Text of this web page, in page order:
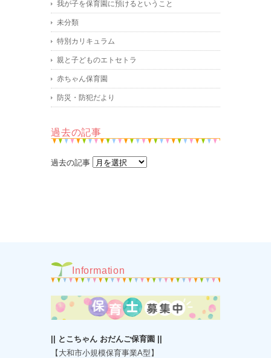
我が子を保育園に預けるということ
未分類
特別カリキュラム
親と子どものエトセトラ
赤ちゃん保育園
防災・防犯だより
過去の記事
過去の記事
Information
|| とこちゃん おだんご保育園 ||
【大和市小規模保育事業A型】